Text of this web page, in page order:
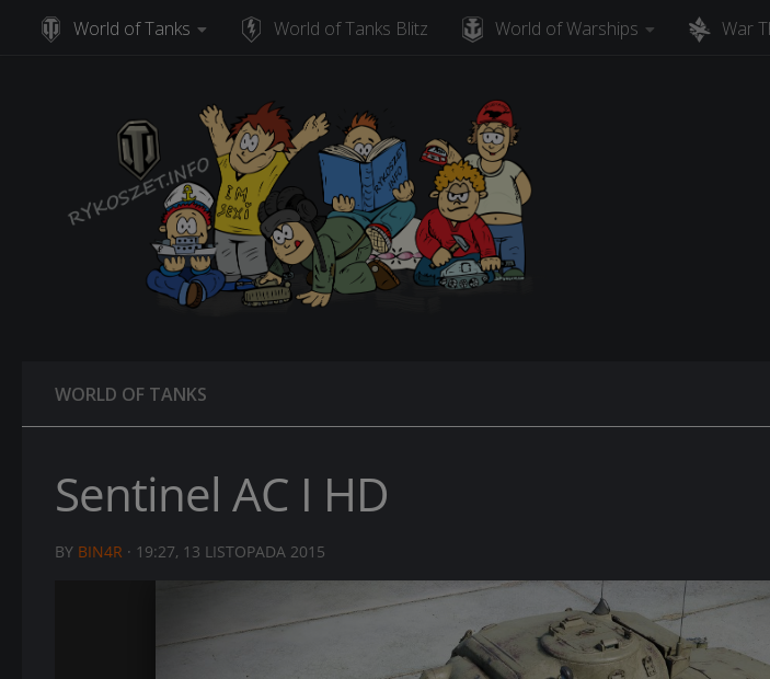
Skip to content
World of Tanks World of Tanks Blitz World of Warships War
WORLD OF TANKS
Sentinel AC I HD
BY BIN4R · 19:27, 13 LISTOPADA 2015